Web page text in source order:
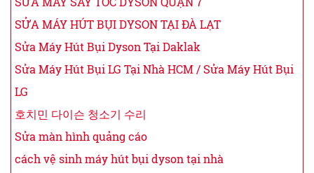
SỬA MÁY HÚT BỤI DYSON TẠI ĐÀ LẠT
Sửa Máy Hút Bụi Dyson Tại Daklak
Sửa Máy Hút Bụi LG Tại Nhà HCM / Sửa Máy Hút Bụi
LG
호치민 다이슨 청소기 수리
Sửa màn hình quảng cáo
cách vệ sinh máy hút bụi dyson tại nhà